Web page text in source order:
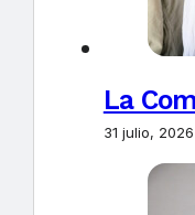
La
31 julio, 2026